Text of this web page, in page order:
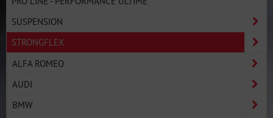
SUSPENSION
STRONGFLEX
ALFA ROMEO
AUDI
BMW